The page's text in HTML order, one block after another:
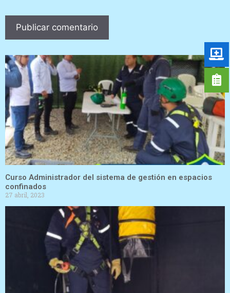
Curso Administrador del sistema de gestión en espacios
confinados
27 abril, 2023